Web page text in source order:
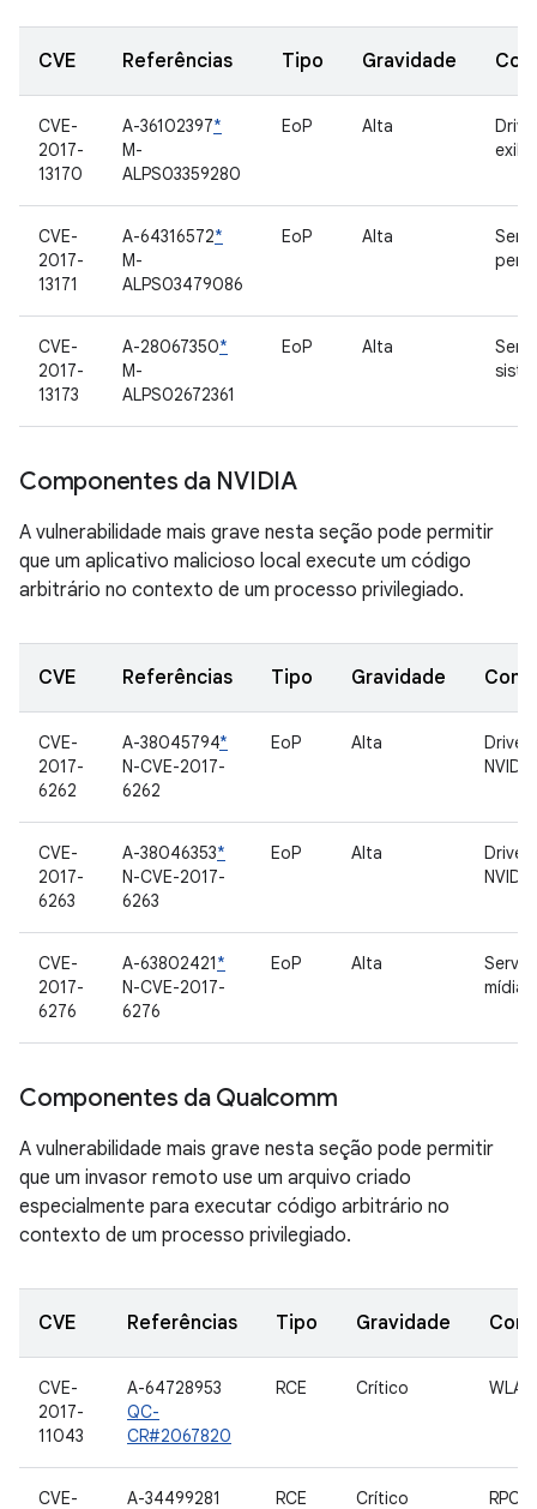
CVE Referências Tipo Gravidade
CVE-
2017-
13170
A-36102397*
M-
ALPS03359280
EoP Alta
CVE-
2017-
13171
A-64316572*
M-
ALPS03479086
EoP Alta
CVE-
2017-
13173
A-28067350*
M-
ALPS02672361
EoP Alta
Componentes da NVIDIA
A vulnerabilidade mais grave nesta seção pode permitir
que um aplicativo malicioso local execute um código
arbitrário no contexto de um processo privilegiado.
CVE Referências Tipo Gravidade
CVE-
2017-
6262
A-38045794*
N-CVE-2017-
6262
EoP Alta
Driver
NVIDIA
CVE-
2017-
6263
A-38046353*
N-CVE-2017-
6263
EoP Alta
Driver
NVIDIA
CVE-
2017-
6276
A-63802421*
N-CVE-2017-
6276
EoP Alta
mídia
Componentes da Qualcomm
A vulnerabilidade mais grave nesta seção pode permitir
que um invasor remoto use um arquivo criado
especialmente para executar código arbitrário no
contexto de um processo privilegiado.
CVE Referências Tipo Gravidade
CVE-
2017-
11043
A-64728953
QC-
CR#2067820
RCE Crítico WLAN
CVE-
A-34499281
RCE Crítico RPC